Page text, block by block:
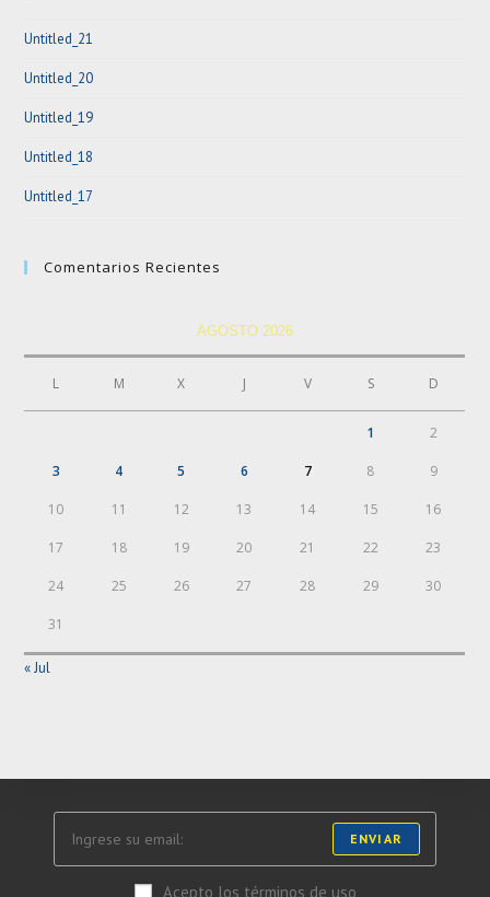
Untitled_21
Untitled_20
Untitled_19
Untitled_18
Untitled_17
Comentarios Recientes
AGOSTO 2026
L M X J V S D
1 2
3 4 5 6 7 8 9
10 11 12 13 14 15 16
17 18 19 20 21 22 23
24 25 26 27 28 29 30
31
« Jul
ENVIAR
Acepto los términos de uso